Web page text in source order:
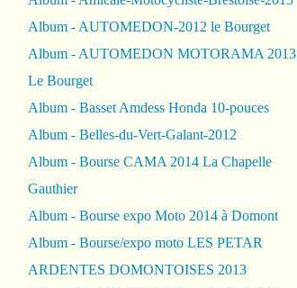
Album - AUTOMEDON-2012 le Bourget
Album - AUTOMEDON MOTORAMA 2013
Le Bourget
Album - Basset Amdess Honda 10-pouces
Album - Belles-du-Vert-Galant-2012
Album - Bourse CAMA 2014 La Chapelle
Gauthier
Album - Bourse expo Moto 2014 à Domont
Album - Bourse/expo moto LES PETAR
ARDENTES DOMONTOISES 2013